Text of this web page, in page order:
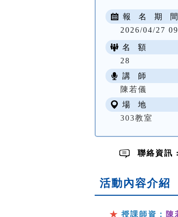
報 名 期 間
2026/04/27
名 額
28
講 師
陳若儀
場 地
303教室
聯絡資訊 :
活動內容介紹
★ 授課師資： 陳